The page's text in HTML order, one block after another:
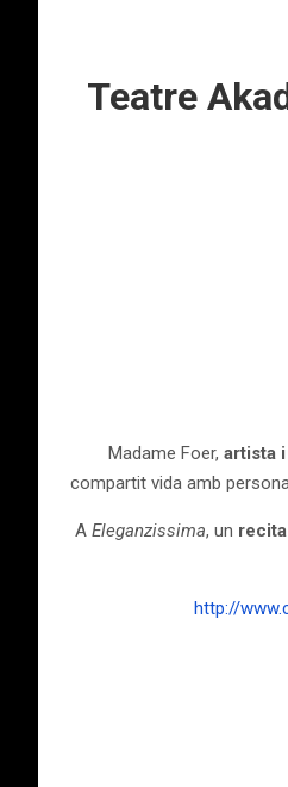
Teatre
Madame Foer, artista i
compartit vida amb
A Eleganzissima, un
http://